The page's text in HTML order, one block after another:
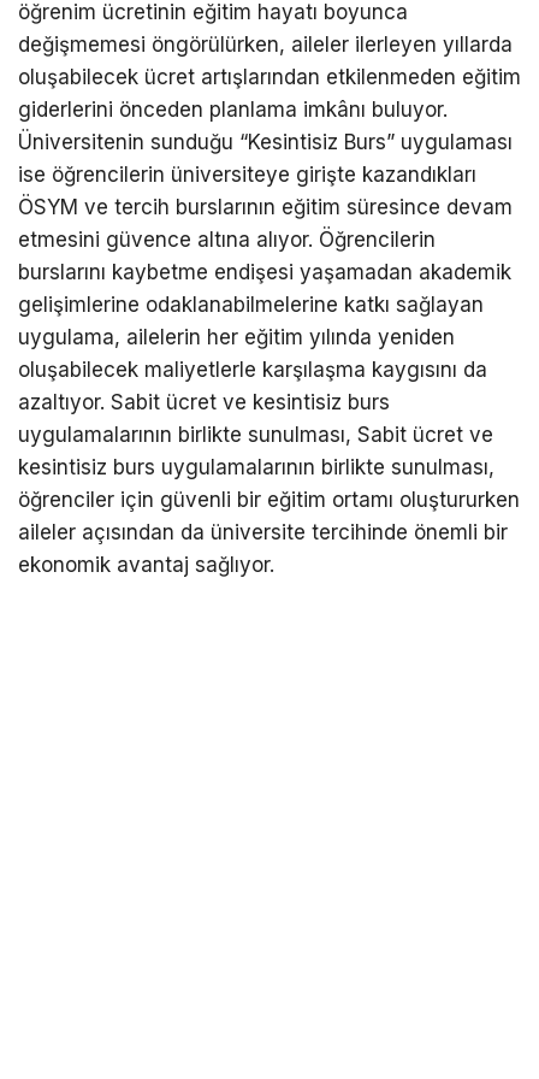
öğrenim ücretinin eğitim hayatı boyunca
değişmemesi öngörülürken, aileler ilerleyen yıllarda
oluşabilecek ücret artışlarından etkilenmeden eğitim
giderlerini önceden planlama imkânı buluyor.
Üniversitenin sunduğu “Kesintisiz Burs” uygulaması
ise öğrencilerin üniversiteye girişte kazandıkları
ÖSYM ve tercih burslarının eğitim süresince devam
etmesini güvence altına alıyor. Öğrencilerin
burslarını kaybetme endişesi yaşamadan akademik
gelişimlerine odaklanabilmelerine katkı sağlayan
uygulama, ailelerin her eğitim yılında yeniden
oluşabilecek maliyetlerle karşılaşma kaygısını da
azaltıyor. Sabit ücret ve kesintisiz burs
uygulamalarının birlikte sunulması, Sabit ücret ve
kesintisiz burs uygulamalarının birlikte sunulması,
öğrenciler için güvenli bir eğitim ortamı oluştururken
aileler açısından da üniversite tercihinde önemli bir
ekonomik avantaj sağlıyor.